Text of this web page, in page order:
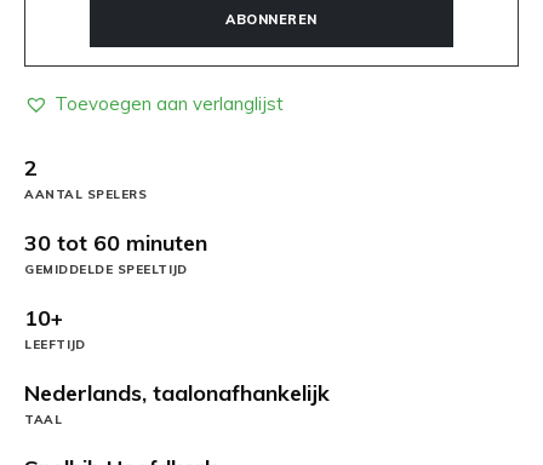
ABONNEREN
Toevoegen aan verlanglijst
2
AANTAL SPELERS
30 tot 60 minuten
GEMIDDELDE SPEELTIJD
10+
LEEFTIJD
Nederlands, taalonafhankelijk
TAAL